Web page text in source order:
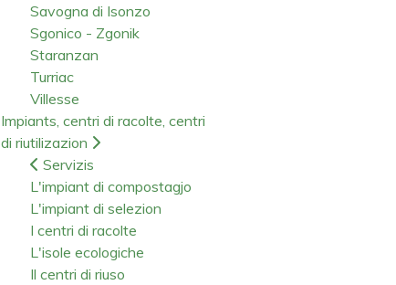
Savogna di Isonzo
Sgonico - Zgonik
Staranzan
Turriac
Villesse
Impiants, centri di racolte, centri
di riutilizazion
Servizis
L'impiant di compostagjo
L'impiant di selezion
I centri di racolte
L'isole ecologiche
Il centri di riuso